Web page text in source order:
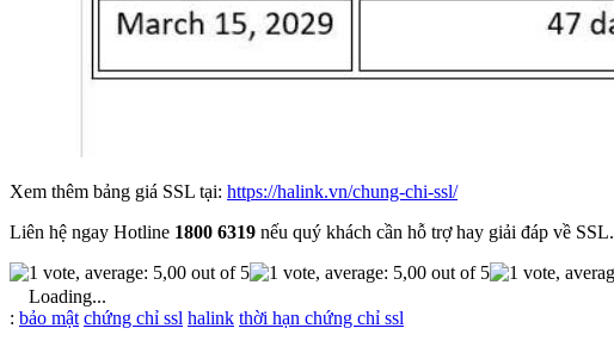
Xem thêm bảng giá SSL tại: https://halink.vn/chung-chi-ssl/
Liên hệ ngay Hotline 1800 6319 nếu quý khách cần hỗ trợ hay giải đáp về SSL.
Loading...
Từ
: bảo mật chứng chỉ ssl halink thời hạn chứng chỉ ssl